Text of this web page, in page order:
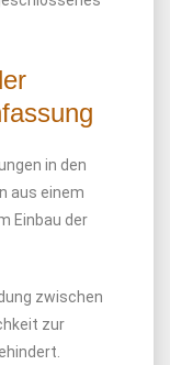
in den
aus einem
Einbau der
zwischen
zur